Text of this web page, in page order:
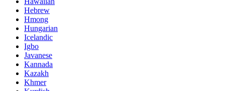
Hebrew
Hmong
Hungarian
Icelandic
Igbo
Javanese
Kannada
Kazakh
Khmer